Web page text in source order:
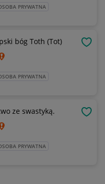
PRYWATNA
bóg Toth (Tot)
PRYWATNA
ze swastyką.
PRYWATNA